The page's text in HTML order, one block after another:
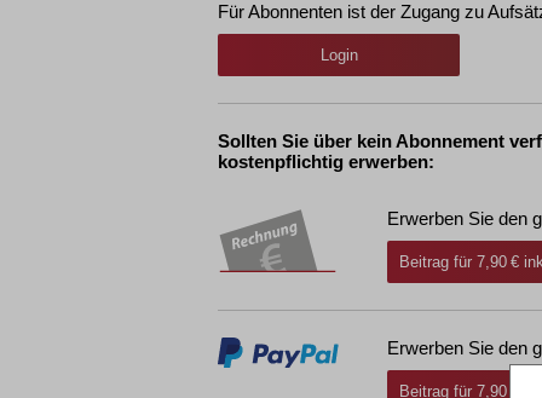
Für Abonnenten ist der Zugang zu
Login
Sollten Sie über kein Abonnement
kostenpflichtig erwerben:
Erwerben Sie den
Beitrag für 7,90 €
Erwerben Sie den
Beitrag für 7,90 €